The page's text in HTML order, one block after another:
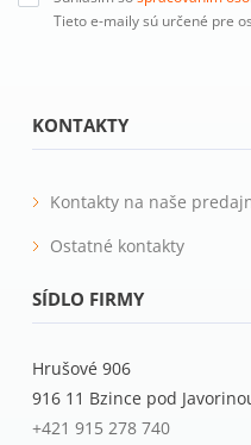
KONTAKTY
Kontakty na naše
Ostatné kontakty
SÍDLO FIRMY
Hrušové 906
916 11 Bzince pod
+421 915 278 740
Tieto e-maily sú určené pre